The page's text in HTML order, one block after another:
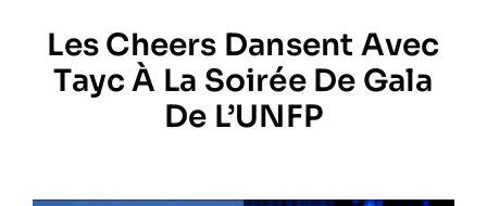
Prestations
Les Cheers Dansent Avec
Tayc À La Soirée De Gala
De L’UNFP